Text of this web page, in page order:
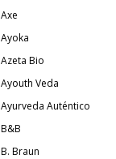
Axe
Ayoka
Azeta Bio
Ayouth Veda
Ayurveda Auténtico
B&B
B. Braun